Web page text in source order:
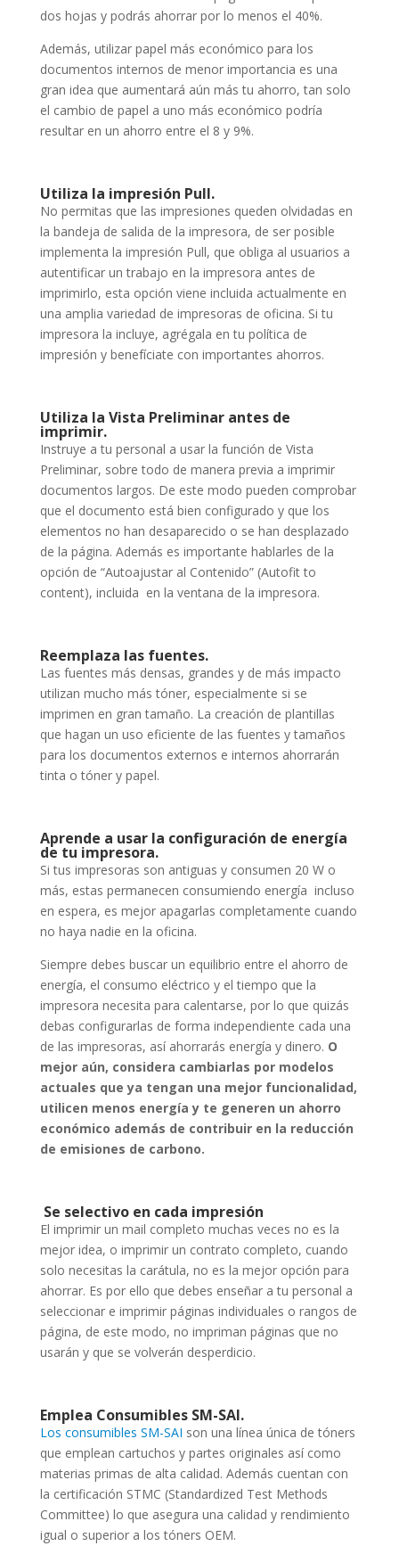
dos hojas y podrás ahorrar por lo menos el 40%.
Además, utilizar papel más económico para los
documentos internos de menor importancia es una
gran idea que aumentará aún más tu ahorro, tan solo
el cambio de papel a uno más económico podría
resultar en un ahorro entre el 8 y 9%.
Utiliza la impresión Pull.
No permitas que las impresiones queden olvidadas en
la bandeja de salida de la impresora, de ser posible
implementa la impresión Pull, que obliga al usuarios a
autentificar un trabajo en la impresora antes de
imprimirlo, esta opción viene incluida actualmente en
una amplia variedad de impresoras de oficina. Si tu
impresora la incluye, agrégala en tu política de
impresión y benefíciate con importantes ahorros.
Utiliza la Vista Preliminar antes de
imprimir.
Instruye a tu personal a usar la función de Vista
Preliminar, sobre todo de manera previa a imprimir
documentos largos. De este modo pueden comprobar
que el documento está bien configurado y que los
elementos no han desaparecido o se han desplazado
de la página. Además es importante hablarles de la
opción de “Autoajustar al Contenido” (Autofit to
content), incluida en la ventana de la impresora.
Reemplaza las fuentes.
Las fuentes más densas, grandes y de más impacto
utilizan mucho más tóner, especialmente si se
imprimen en gran tamaño. La creación de plantillas
que hagan un uso eficiente de las fuentes y tamaños
para los documentos externos e internos ahorrarán
tinta o tóner y papel.
Aprende a usar la configuración de energía
de tu impresora.
Si tus impresoras son antiguas y consumen 20 W o
más, estas permanecen consumiendo energía incluso
en espera, es mejor apagarlas completamente cuando
no haya nadie en la oficina.
Siempre debes buscar un equilibrio entre el ahorro de
energía, el consumo eléctrico y el tiempo que la
impresora necesita para calentarse, por lo que quizás
debas configurarlas de forma independiente cada una
de las impresoras, así ahorrarás energía y dinero. O
mejor aún, considera cambiarlas por modelos
actuales que ya tengan una mejor funcionalidad,
utilicen menos energía y te generen un ahorro
económico además de contribuir en la reducción
de emisiones de carbono.
Se selectivo en cada impresión
El imprimir un mail completo muchas veces no es la
mejor idea, o imprimir un contrato completo, cuando
solo necesitas la carátula, no es la mejor opción para
ahorrar. Es por ello que debes enseñar a tu personal a
seleccionar e imprimir páginas individuales o rangos de
página, de este modo, no impriman páginas que no
usarán y que se volverán desperdicio.
Emplea Consumibles SM-SAI.
Los consumibles SM-SAI son una línea única de tóners
que emplean cartuchos y partes originales así como
materias primas de alta calidad. Además cuentan con
la certificación STMC (Standardized Test Methods
Committee) lo que asegura una calidad y rendimiento
igual o superior a los tóners OEM.